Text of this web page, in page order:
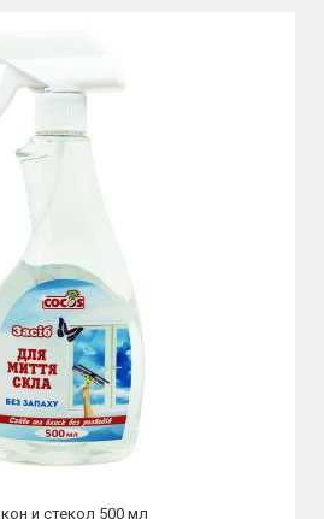
и стекол 500 мл